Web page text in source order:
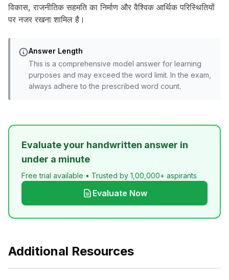
विकास, राजनीतिक सहमति का निर्माण और वैश्विक आर्थिक परिस्थितियों
पर नजर रखना शामिल है।
Answer Length
This is a comprehensive model answer for learning
purposes and may exceed the word limit. In the exam,
always adhere to the prescribed word count.
Evaluate your handwritten answer in
under a minute
Free trial available • Trusted by 1,00,000+ aspirants
Evaluate Now
Additional Resources